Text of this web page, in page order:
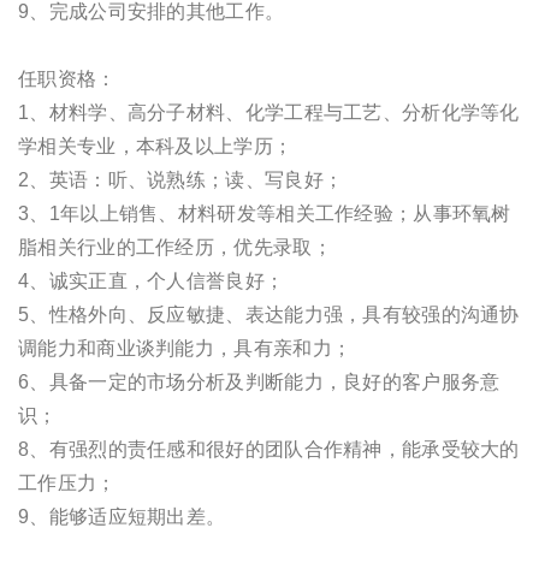
9、完成公司安排的其他工作。
任职资格：
1、材料学、高分子材料、化学工程与工艺、分析化学等化
学相关专业，本科及以上学历；
2、英语：听、说熟练；读、写良好；
3、1年以上销售、材料研发等相关工作经验；从事环氧树
脂相关行业的工作经历，优先录取；
4、诚实正直，个人信誉良好；
5、性格外向、反应敏捷、表达能力强，具有较强的沟通协
调能力和商业谈判能力，具有亲和力；
6、具备一定的市场分析及判断能力，良好的客户服务意
识；
8、有强烈的责任感和很好的团队合作精神，能承受较大的
工作压力；
9、能够适应短期出差。